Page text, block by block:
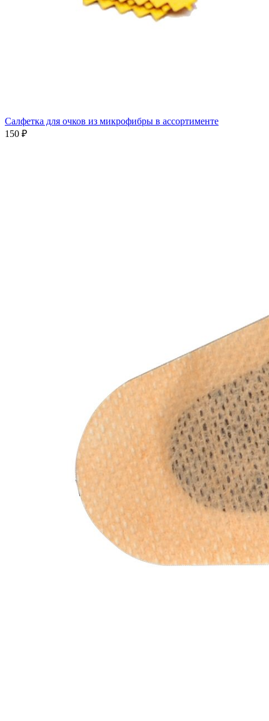
Салфетка для очков из микрофибры в ассортименте
150 ₽